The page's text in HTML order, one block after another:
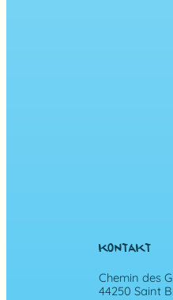
KONTAKT
Chemin des
44250 Saint